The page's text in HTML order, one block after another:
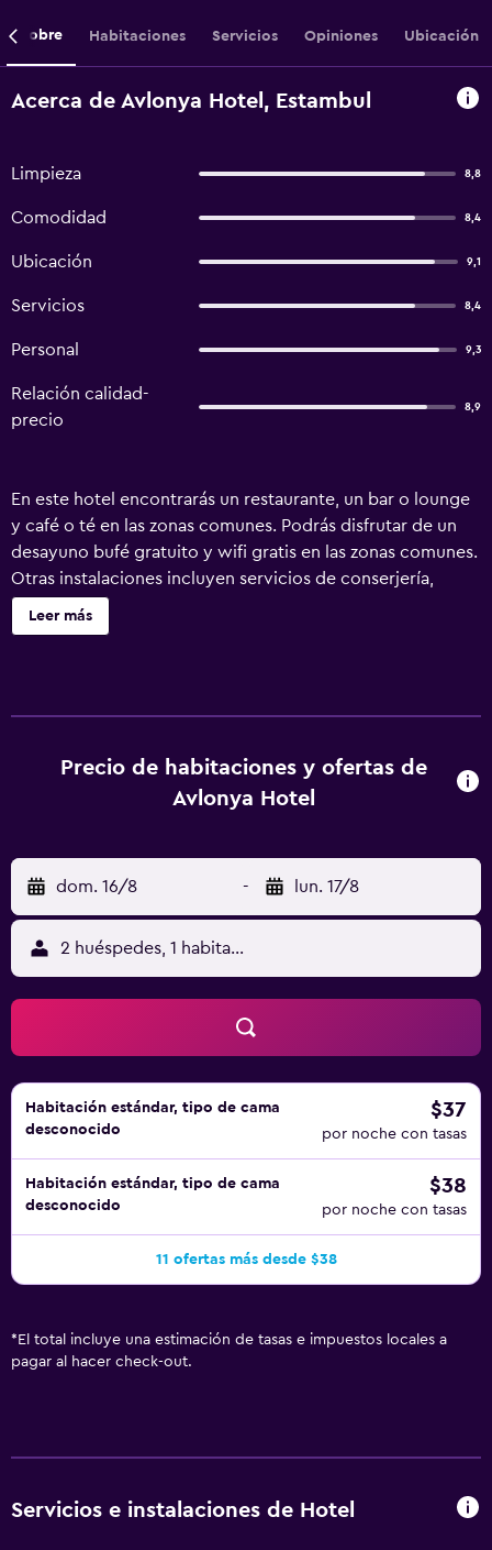
Sobre Habitaciones Servicios Opiniones Ubicación
Acerca de Avlonya Hotel, Estambul
Limpieza 8,8
Comodidad 8,4
Ubicación 9,1
Servicios 8,4
Personal 9,3
Relación calidad-
precio
8,9
En este hotel encontrarás un restaurante, un bar o lounge
y café o té en las zonas comunes. Podrás disfrutar de un
desayuno bufé gratuito y wifi gratis en las zonas comunes.
Otras instalaciones incluyen servicios de conserjería,
servicio de recepción 24 horas y asistencia turística y para
la compra de entradas. Avlonya Hotel ofrece 56
acceso a Internet wifi gratis. Los servicios para las
personas de negocios incluyen escritorio y teléfono. Se
Leer más
Precio de habitaciones y ofertas de
Avlonya Hotel
dom. 16/8 - lun. 17/8
2 huéspedes, 1 habitación
Habitación estándar, tipo de cama
desconocido
$37
por noche con tasas
Habitación estándar, tipo de cama
desconocido
$38
por noche con tasas
11 ofertas más desde $38
* El total incluye una estimación de tasas e impuestos locales a
pagar al hacer check-out.
Servicios e instalaciones de Hotel